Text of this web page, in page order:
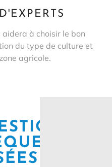
à choisir le bon
du type de culture et
agricole.